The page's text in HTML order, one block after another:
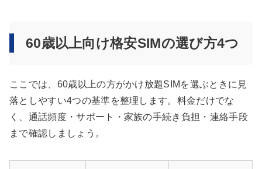
60歳以上向け格安SIMの選び方4つ
ここでは、60歳以上の方がかけ放題SIMを選ぶときに見
落としやすい4つの基準を整理します。料金だけでな
く、通話頻度・サポート・家族の手続き負担・連絡手段
まで確認しましょう。